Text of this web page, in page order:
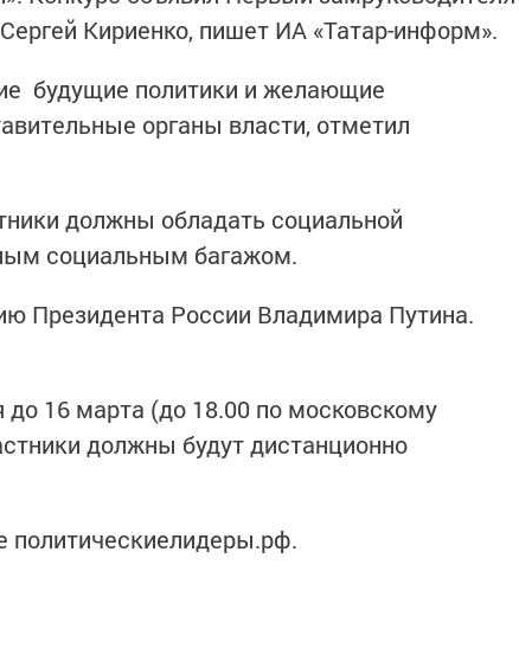
Кириенко, пишет ИА «Татар-информ».
будущие политики и желающие
органы власти, отметил
должны обладать социальной
социальным багажом.
Президента России Владимира Путина.
16 марта (до 18.00 по московскому
должны будут дистанционно
политическиелидеры.рф.